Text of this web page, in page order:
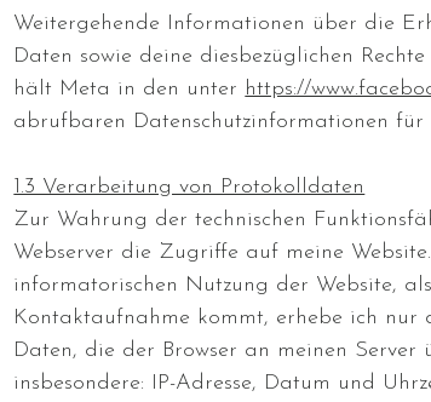
Weitergehende Informationen über die
Daten sowie deine diesbezüglichen
hält Meta in den unter https://
abrufbaren Datenschutzinformationen für
1.3 Verarbeitung von Protokolldaten
Zur Wahrung der technischen
Webserver die Zugriffe auf meine
informatorischen Nutzung der Website,
Kontaktaufnahme kommt, erhebe ich nur
Daten, die der Browser an meinen Server
insbesondere: IP-Adresse, Datum und